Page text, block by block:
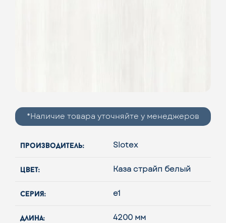
*Наличие товара уточняйте у менеджеров
производитель: Slotex
цвет: Каза страйп белый
серия: e1
длина: 4200 мм